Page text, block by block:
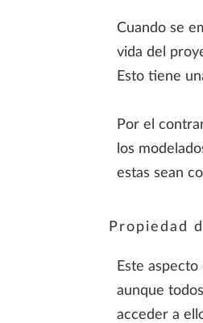
Cuando se
vida del
Esto tiene
Por el
los
estas sean
Propiedad
Este
aunque
acceder a